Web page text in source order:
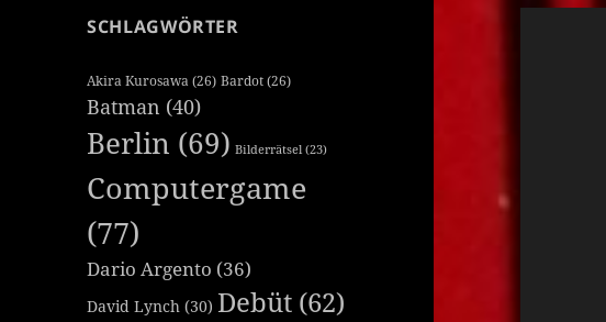
SCHLAGWÖRTER
Akira Kurosawa (26) Bardot(26)
Batman (40)
Berlin (69) Bilderrätsel (23)
Computergame
(77)
Dario Argento (36)
David Lynch (30) Debüt (62)